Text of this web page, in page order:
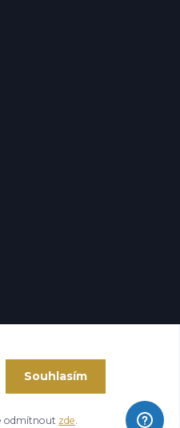
Souhlasím
odmítnout zde